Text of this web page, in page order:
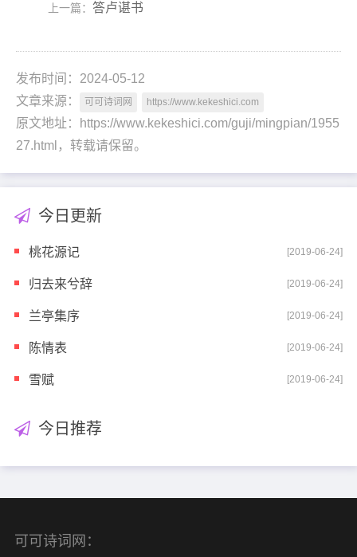
上一篇： 答卢谌书
发布时间：2024-05-12
文章来源：
可可诗词网 https://www.kekeshici.com
原文地址：https://www.kekeshici.com/guji/mingpian/1955
27.html，转载请保留。
今日更新
桃花源记 [2019-06-24]
归去来兮辞 [2019-06-24]
兰亭集序 [2019-06-24]
陈情表 [2019-06-24]
雪赋 [2019-06-24]
今日推荐
可可诗词网：